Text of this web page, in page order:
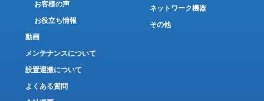
お客様の声
お役立ち情報
動画
メンテナンスについて
設置運搬について
よくある質問
ネットワーク機器
その他